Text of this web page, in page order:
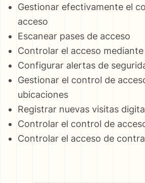
Gestionar efectivamente el
acceso
Escanear pases de acceso
Controlar el acceso
Configurar alertas de
Gestionar el control de
ubicaciones
Registrar nuevas visitas
Controlar el control de
Controlar el acceso de